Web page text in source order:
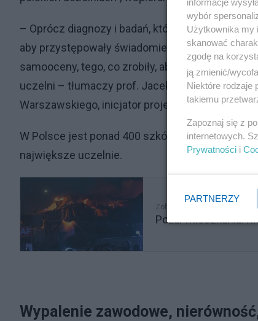
– Oprócz diagnozy i badań, które na pewno
aby przystępowały świadomie do konkursu na
samooceny, tego, co zrobiły, aby mu
uczelni – tłumaczy prof. Jacek Męcina,
Warszawskiego, inicjator projektu.
W Polsce jest ponad 400 szkół wyższych i nie
największe uczelnie.
Zobacz także
Pożar mieszkania.
Wypalenie zawodowe,
wybór
Użytkownika my
skanować
zgodę na
ją zmienić/
Niektóre rodzaje
takiemu
Zapoznaj się z
internetowych.
Prywatności i
PARTNERZY